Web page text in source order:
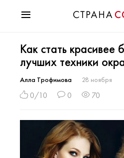
Мода
Звезды
Гороскопы
Здоровье
Хобби
Праздники
Как стать красивее
лучших техники
Алла Трофимова 28 ноября
0/10 0 70